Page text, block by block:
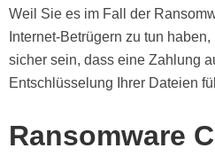
Weil Sie es im Fall der
Internet-Betrügern zu tun
sicher sein, dass eine Zahlung
Entschlüsselung Ihrer Dateien
Ransomware